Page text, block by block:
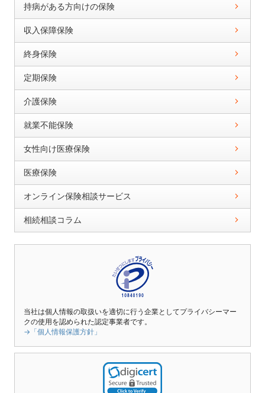
持病がある方向けの保険
収入保障保険
終身保険
定期保険
介護保険
就業不能保険
女性向け医療保険
医療保険
オンライン保険相談サービス
相続相談コラム
当社は個人情報の取扱いを適切に行う企業としてプライバシーマー
クの使用を認められた認定事業者です。
→「個人情報保護方針」